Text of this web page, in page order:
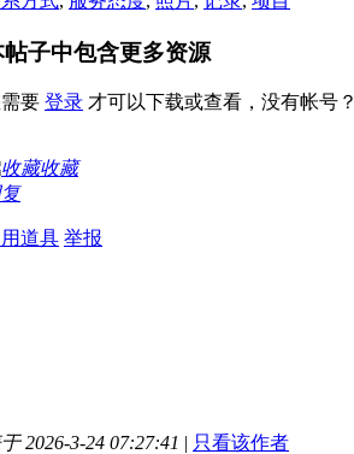
帖子中包含更多资源
要 登录 才可以下载或查看，没有帐号？
收藏
道具 举报
2026-3-24 07:27:41 | 只看该作者